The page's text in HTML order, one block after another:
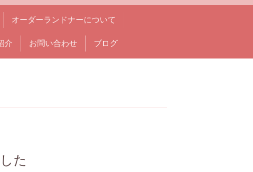
オーダーランドナーについて
介 お問い合わせ ブログ
た